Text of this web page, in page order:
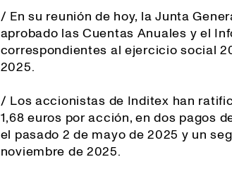
/ En su reunión de hoy, la Junta
aprobado las Cuentas Anuales y el
correspondientes al ejercicio social
2025.
/ Los accionistas de Inditex han
1,68 euros por acción, en dos pagos
el pasado 2 de mayo de 2025 y un
noviembre de 2025.